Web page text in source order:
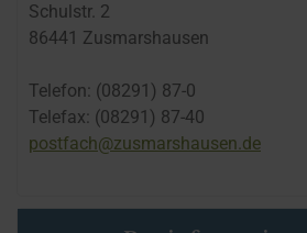
Schulstr. 2
86441 Zusmarshausen
Telefon: (08291) 87-0
Telefax: (08291) 87-40
postfach@zusmarshausen.de